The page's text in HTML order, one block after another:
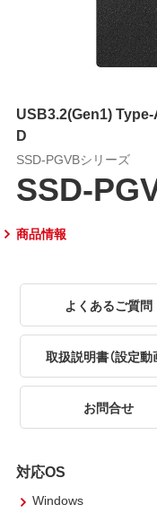
USB3.2(Gen1)
D
SSD-PGVBシリーズ
SSD-
商品情報
よくあるご質問
取扱説明書（設定動
お問合せ
対応OS
Windows